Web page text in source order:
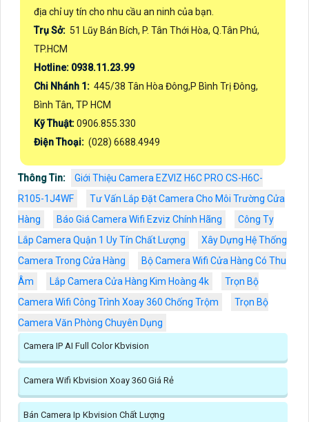
địa chỉ uy tín cho nhu cầu an ninh của bạn.
Trụ Sở: 51 Lũy Bán Bích, P. Tân Thới Hòa, Q.Tân Phú,
TP.HCM
Hotline: 0938.11.23.99
Chi Nhánh 1: 445/38 Tân Hòa Đông,P Bình Trị Đông,
Bình Tân, TP HCM
Kỹ Thuật:0906.855.330
Điện Thoại: (028) 6688.4949
Thông Tin:
Giới Thiệu Camera EZVIZ H6C PRO CS-H6C-
R105-1J4WF
Tư Vấn Lắp Đặt Camera Cho Môi Trường Cửa
Hàng
Báo Giá Camera Wifi Ezviz Chính Hãng
Công Ty
Lắp Camera Quận 1 Uy Tín Chất Lượng
Xây Dựng Hệ Thống
Camera Trong Cửa Hàng
Bộ Camera Wifi Cửa Hàng Có Thu
Âm
Lắp Camera Cửa Hàng Kim Hoàng 4k
Trọn Bộ
Camera Wifi Công Trình Xoay 360 Chống Trộm
Trọn Bộ
Camera Văn Phòng Chuyên Dụng
Camera IP AI Full Color Kbvision
Camera Wifi Kbvision Xoay 360 Giá Rẻ
Bán Camera Ip Kbvision Chất Lượng